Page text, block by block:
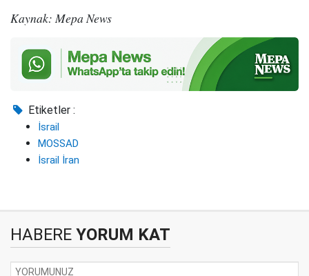
Kaynak: Mepa News
Etiketler :
İsrail
MOSSAD
İsrail İran
HABERE YORUM KAT